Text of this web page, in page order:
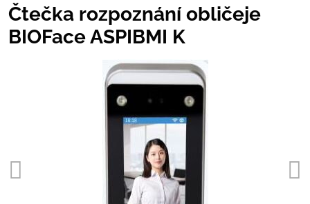
Čtečka rozpoznání obličeje
BIOFace ASPIBMI K